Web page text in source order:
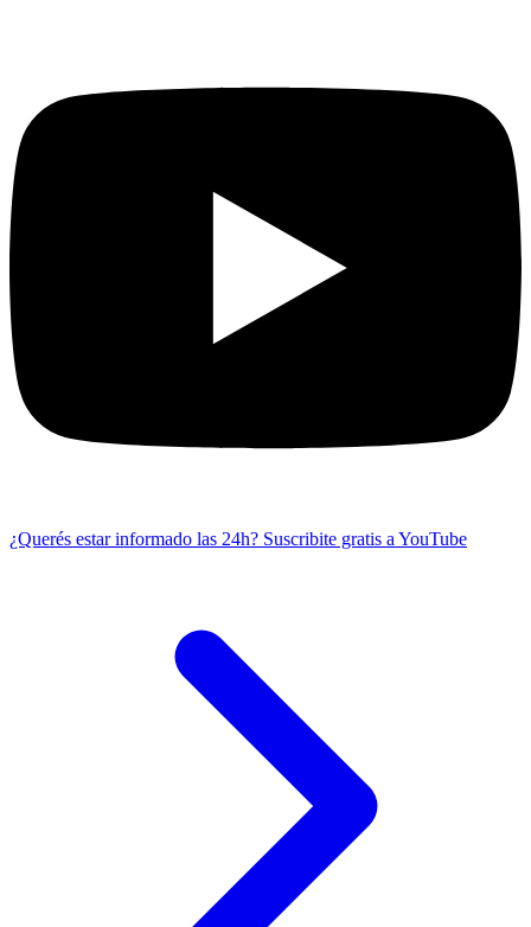
¿Querés estar informado las 24h? Suscribite gratis a YouTube